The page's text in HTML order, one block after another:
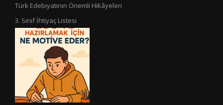
Türk Edebiyatının Önemli Hikâyeleri
3. Sınıf İhtiyaç Listesi